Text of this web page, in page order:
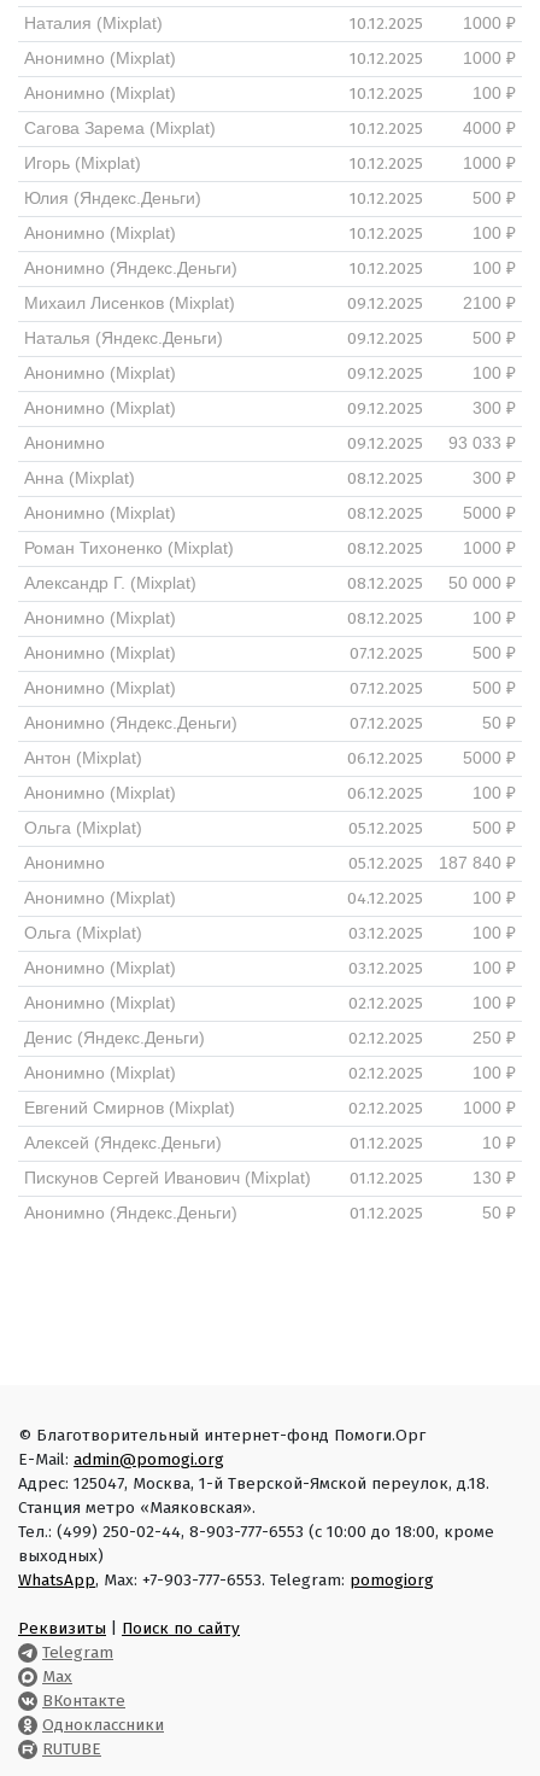
Наталия (Mixplat)
10.12.2025
1000 ₽
Анонимно (Mixplat)
10.12.2025
1000 ₽
Анонимно (Mixplat)
10.12.2025
100 ₽
Сагова Зарема (Mixplat)
10.12.2025
4000 ₽
Игорь (Mixplat)
10.12.2025
1000 ₽
Юлия (Яндекс.Деньги)
10.12.2025
500 ₽
Анонимно (Mixplat)
10.12.2025
100 ₽
Анонимно (Яндекс.Деньги)
10.12.2025
100 ₽
Михаил Лисенков (Mixplat)
09.12.2025
2100 ₽
Наталья (Яндекс.Деньги)
09.12.2025
500 ₽
Анонимно (Mixplat)
09.12.2025
100 ₽
Анонимно (Mixplat)
09.12.2025
300 ₽
Анонимно
09.12.2025
93 033 ₽
Анна (Mixplat)
08.12.2025
300 ₽
Анонимно (Mixplat)
08.12.2025
5000 ₽
Роман Тихоненко (Mixplat)
08.12.2025
1000 ₽
Александр Г. (Mixplat)
08.12.2025
50 000 ₽
Анонимно (Mixplat)
08.12.2025
100 ₽
Анонимно (Mixplat)
07.12.2025
500 ₽
Анонимно (Mixplat)
07.12.2025
500 ₽
Анонимно (Яндекс.Деньги)
07.12.2025
50 ₽
Антон (Mixplat)
06.12.2025
5000 ₽
Анонимно (Mixplat)
06.12.2025
100 ₽
Ольга (Mixplat)
05.12.2025
500 ₽
Анонимно
05.12.2025
187 840 ₽
Анонимно (Mixplat)
04.12.2025
100 ₽
Ольга (Mixplat)
03.12.2025
100 ₽
Анонимно (Mixplat)
03.12.2025
100 ₽
Анонимно (Mixplat)
02.12.2025
100 ₽
Денис (Яндекс.Деньги)
02.12.2025
250 ₽
Анонимно (Mixplat)
02.12.2025
100 ₽
Евгений Смирнов (Mixplat)
02.12.2025
1000 ₽
Алексей (Яндекс.Деньги)
01.12.2025
10 ₽
Пискунов Сергей Иванович (Mixplat)
01.12.2025
130 ₽
Анонимно (Яндекс.Деньги)
01.12.2025 50 ₽
© Благотворительный интернет-фонд Помоги.Орг
E-Mail: admin@pomogi.org
Адрес: 125047, Москва, 1-й Тверской-Ямской переулок, д.18.
Станция метро «Маяковская».
Тел.: (499) 250-02-44, 8-903-777-6553 (с 10:00 до 18:00, кроме
выходных)
WhatsApp, Max: +7-903-777-6553. Telegram: pomogiorg
Реквизиты
Поиск по сайту
Telegram
Max
ВКонтакте
Одноклассники
RUTUBE